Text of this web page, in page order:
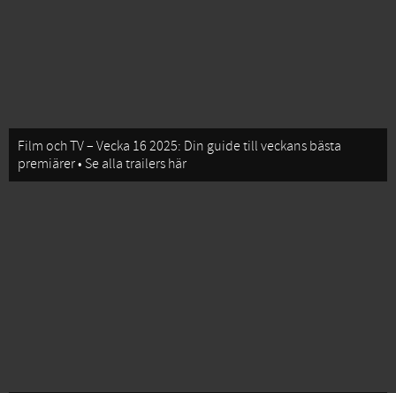
Film och TV – Vecka 16 2025: Din guide till veckans bästa
premiärer • Se alla trailers här